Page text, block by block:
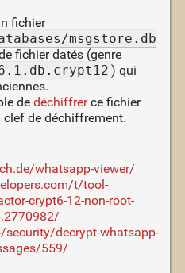
fichier
msgstore.db
fichier datés (genre
) qui
de déchiffrerce fichier
de déchiffrement.
whatsapp-viewer/
t/tool-
crypt6-12-non-root-
decrypt-whatsapp-
559/